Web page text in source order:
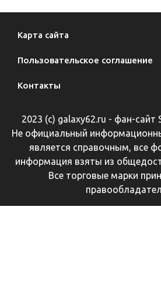
Карта сайта
Пользовательское соглашение
Контакты
2023 (с) galaxy62.ru - фан-сайт
Не официальный
является справочным, все
информация взяты из
Все торговые марки